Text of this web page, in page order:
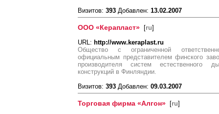
Визитов: 393 Добавлен: 13.02.2007
ООО «Керапласт» [ru]
URL: http://www.keraplast.ru
Общество с ограниченной
официальным представителем финского
производителя систем естественного
конструкций в Финляндии.
Визитов: 393 Добавлен: 09.03.2007
Торговая фирма «Алгон» [ru]